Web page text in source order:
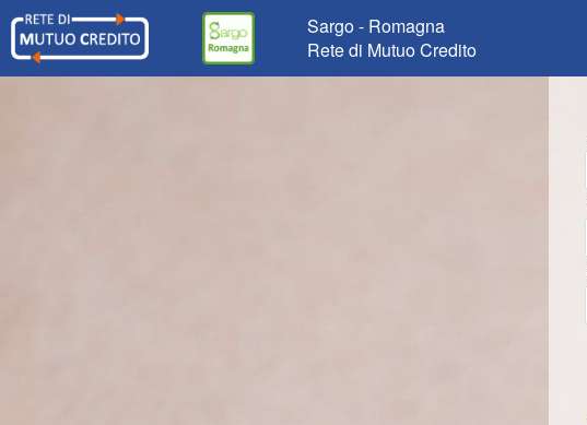
Sargo - Romagna
Rete di Mutuo Credito